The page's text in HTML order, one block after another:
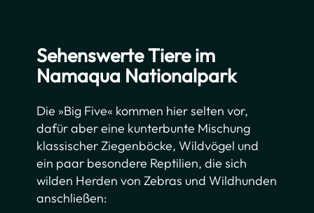
Sehenswerte Tiere im
Namaqua Nationalpark
Die »Big Five« kommen hier selten vor,
dafür aber eine kunterbunte Mischung
klassischer Ziegenböcke, Wildvögel und
ein paar besondere Reptilien, die sich
wilden Herden von Zebras und Wildhunden
anschließen: